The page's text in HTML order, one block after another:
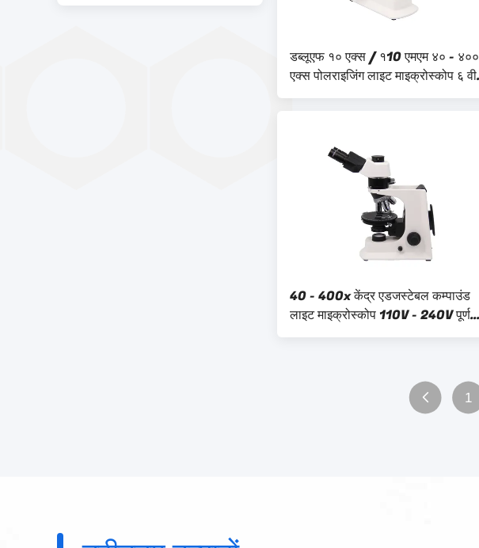
डब्लूएफ १० एक्स / १10 एमएम ४० - ४००
एक्स पोलराइजिंग लाइट माइक्रोस्कोप ६ वी
२० डब्लू हलोजन लैंप लाइट सोर्स
40 - 400x केंद्र एडजस्टेबल कम्पाउंड
लाइट माइक्रोस्कोप 110V - 240V पूर्ण
ध्रुवीकरण समारोह के साथ
1